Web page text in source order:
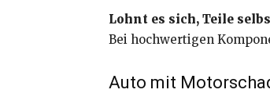
Lohnt es sich, Teile
Bei hochwertigen
Auto mit